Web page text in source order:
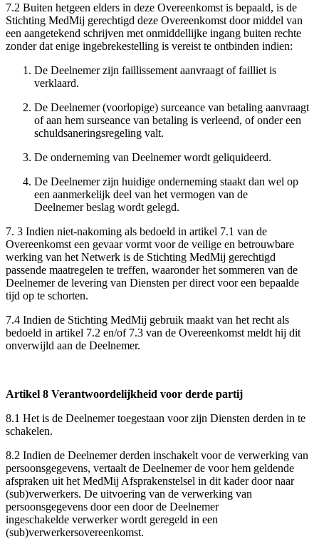
7.2 Buiten hetgeen elders in deze Overeenkomst is bepaald, is de
Stichting MedMij gerechtigd deze Overeenkomst door middel van
een aangetekend schrijven met onmiddellijke ingang buiten rechte
zonder dat enige ingebrekestelling is vereist te ontbinden indien:
De Deelnemer zijn faillissement aanvraagt of failliet is
verklaard.
De Deelnemer (voorlopige) surceance van betaling aanvraagt
of aan hem surseance van betaling is verleend, of onder een
schuldsaneringsregeling valt.
De onderneming van Deelnemer wordt geliquideerd.
De Deelnemer zijn huidige onderneming staakt dan wel op
een aanmerkelijk deel van het vermogen van de
Deelnemer beslag wordt gelegd.
7. 3 Indien niet-nakoming als bedoeld in artikel 7.1 van de
Overeenkomst een gevaar vormt voor de veilige en betrouwbare
werking van het Netwerk is de Stichting MedMij gerechtigd
passende maatregelen te treffen, waaronder het sommeren van de
Deelnemer de levering van Diensten per direct voor een bepaalde
tijd op te schorten.
7.4 Indien de Stichting MedMij gebruik maakt van het recht als
bedoeld in artikel 7.2 en/of 7.3 van de Overeenkomst meldt hij dit
onverwijld aan de Deelnemer.
Artikel 8 Verantwoordelijkheid voor derde partij
8.1 Het is de Deelnemer toegestaan voor zijn Diensten derden in te
schakelen.
8.2 Indien de Deelnemer derden inschakelt voor de verwerking van
persoonsgegevens, vertaalt de Deelnemer de voor hem geldende
afspraken uit het MedMij Afsprakenstelsel in dit kader door naar
(sub)verwerkers. De uitvoering van de verwerking van
persoonsgegevens door een door de Deelnemer
ingeschakelde verwerker wordt geregeld in een
(sub)verwerkersovereenkomst.